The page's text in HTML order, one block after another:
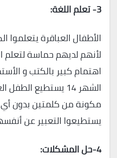
3- تعلم اللغة:
الأطفال العباقرة
لأنهم لديهم حماسة لتعلم
اهتمام كبير بالكتب و
الشهر 14 يستطيع
يستطيعوا التعبير عن
4- حل المشكلات: